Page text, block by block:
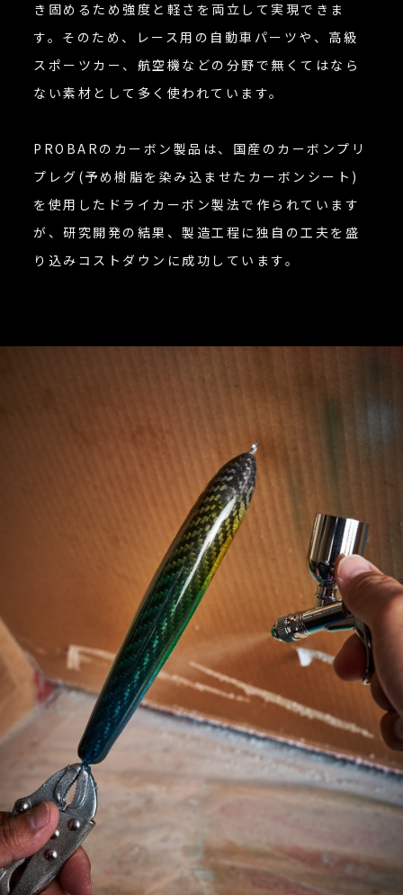
き固めるため強度と軽さを両立して実現できま
す。そのため、レース用の自動車パーツや、高級
スポーツカー、航空機などの分野で無くてはなら
ない素材として多く使われています。
PROBARのカーボン製品は、国産のカーボンプリ
プレグ(予め樹脂を染み込ませたカーボンシート)
を使用したドライカーボン製法で作られています
が、研究開発の結果、製造工程に独自の工夫を盛
り込みコストダウンに成功しています。